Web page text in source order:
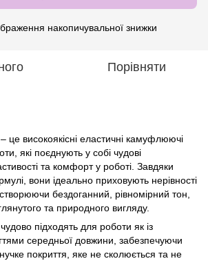
накопичувальної знижки
Порівняти
– це високоякісні еластичні камуфлюючі
які поєднують у собі чудові
та комфорт у роботі. Завдяки
вони ідеально приховують нерівності
бездоганний, рівномірний тон,
та природного вигляду.
чудово підходять для роботи як із
середньої довжини, забезпечуючи
покриття, яке не сколюється та не